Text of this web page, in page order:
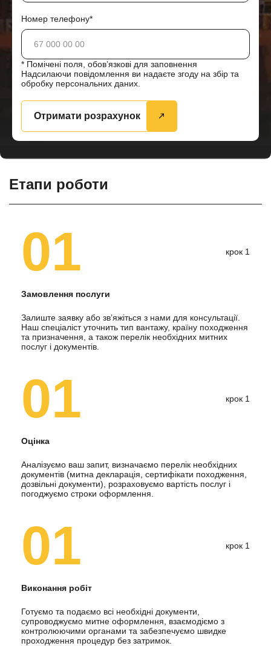
Номер телефону*
* Помічені поля, обов’язкові для заповнення
Надсилаючи повідомлення ви надаєте згоду на збір та
обробку персональних даних.
Отримати розрахунок
Етапи роботи
01 крок 1
Замовлення послуги
Залиште заявку або зв’яжіться з нами для консультації.
Наш спеціаліст уточнить тип вантажу, країну походження
та призначення, а також перелік необхідних митних
послуг і документів.
01 крок 1
Оцінка
Аналізуємо ваш запит, визначаємо перелік необхідних
документів (митна декларація, сертифікати походження,
дозвільні документи), розраховуємо вартість послуг і
погоджуємо строки оформлення.
01 крок 1
Виконання робіт
Готуємо та подаємо всі необхідні документи,
супроводжуємо митне оформлення, взаємодіємо з
контролюючими органами та забезпечуємо швидке
проходження процедур без затримок.